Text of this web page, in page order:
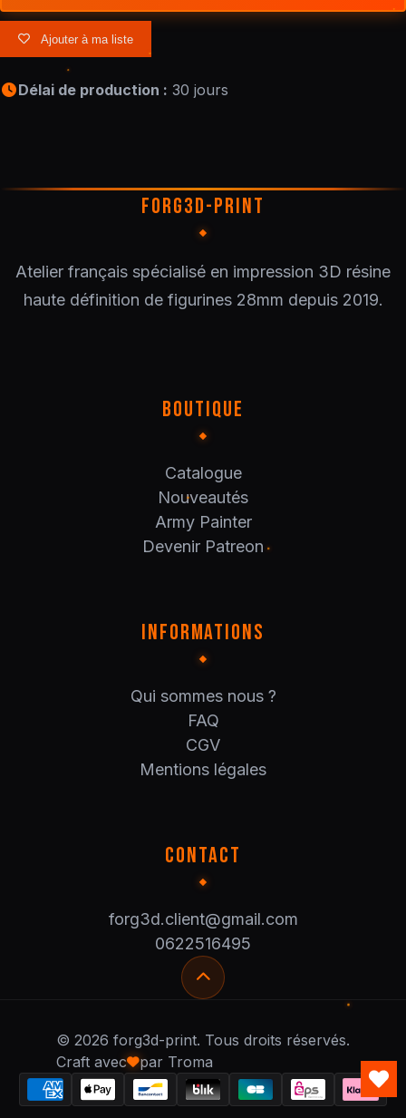
Ajouter à ma liste
Délai de production : 30 jours
FORG3D-PRINT
Atelier français spécialisé en impression 3D résine
haute définition de figurines 28mm depuis 2019.
BOUTIQUE
Catalogue
Nouveautés
Army Painter
Devenir Patreon
INFORMATIONS
Qui sommes nous ?
FAQ
CGV
Mentions légales
CONTACT
forg3d.client@gmail.com
0622516495
© 2026 forg3d-print. Tous droits réservés.
Craft avec
par Troma